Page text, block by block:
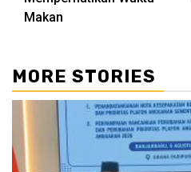
Makan
MORE STORIES